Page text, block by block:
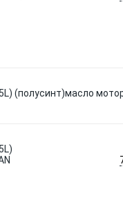
(полусинт)масло